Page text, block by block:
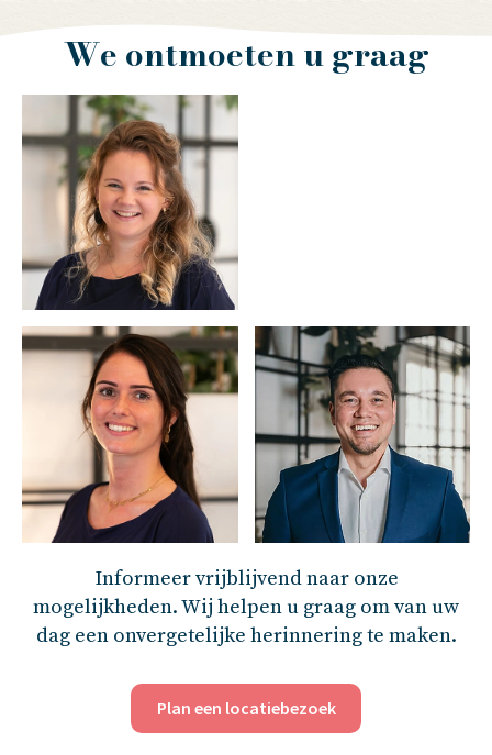
We ontmoeten u graag
Informeer vrijblijvend naar onze
mogelijkheden. Wij helpen u graag om van uw
dag een onvergetelijke herinnering te maken.
Plan een locatiebezoek